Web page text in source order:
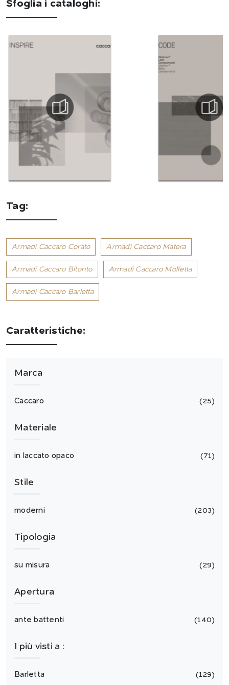
Sfoglia i cataloghi:
Tag:
Armadi Caccaro Corato Armadi Caccaro Matera
Armadi Caccaro Bitonto Armadi Caccaro Molfetta
Armadi Caccaro Barletta
Caratteristiche:
Marca
Caccaro 25
Materiale
in laccato opaco 71
Stile
moderni 203
Tipologia
su misura 29
Apertura
ante battenti 140
I più visti a :
Barletta 129